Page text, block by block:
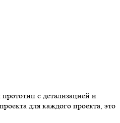
с детализацией и
для каждого проекта, это